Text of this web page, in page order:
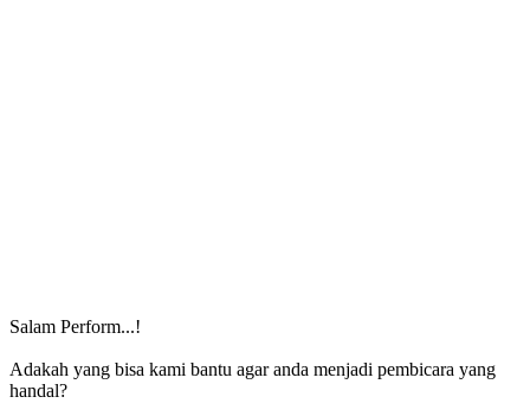
Salam Perform...!
Adakah yang bisa kami bantu agar anda menjadi pembicara yang
handal?